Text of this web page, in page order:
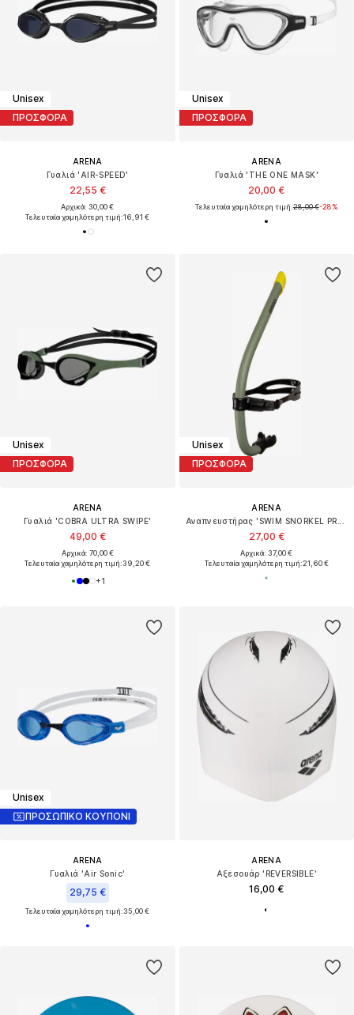
Unisex
ΠΡΟΣΦΟΡΑ
ARENA
Γυαλιά 'AIR-SPEED'
22,55 €
Αρχικά: 30,00 €
Τελευταία χαμηλότερη τιμή:16,91 €
Unisex
ΠΡΟΣΦΟΡΑ
ARENA
Γυαλιά 'THE ONE MASK'
20,00 €
Τελευταία χαμηλότερη τιμή:28,00 €-28%
Unisex
ΠΡΟΣΦΟΡΑ
ARENA
Γυαλιά 'COBRA ULTRA SWIPE'
49,00 €
Αρχικά: 70,00 €
Τελευταία χαμηλότερη τιμή:39,20 €
+1
Unisex
ΠΡΟΣΦΟΡΑ
ARENA
27,00 €
Αρχικά: 37,00 €
Τελευταία χαμηλότερη τιμή:21,60 €
Unisex
ΠΡΟΣΩΠΙΚΟ ΚΟΥΠΟΝΙ
ARENA
Γυαλιά 'Air Sonic'
29,75 €
Τελευταία χαμηλότερη τιμή:35,00 €
ARENA
Αξεσουάρ 'REVERSIBLE'
16,00 €